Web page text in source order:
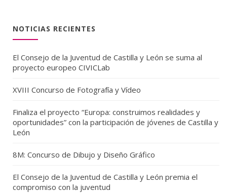
NOTICIAS RECIENTES
El Consejo de la Juventud de Castilla y León se suma al
proyecto europeo CIVICLab
XVIII Concurso de Fotografía y Vídeo
Finaliza el proyecto “Europa: construimos realidades y
oportunidades” con la participación de jóvenes de Castilla y
León
8M: Concurso de Dibujo y Diseño Gráfico
El Consejo de la Juventud de Castilla y León premia el
compromiso con la juventud